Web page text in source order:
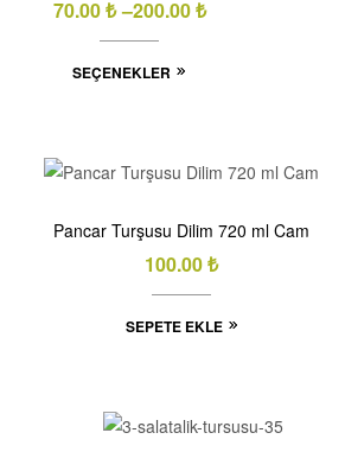
70.00₺ –200.00₺
SEÇENEKLER
Pancar Turşusu Dilim 720 ml Cam
100.00₺
SEPETE EKLE